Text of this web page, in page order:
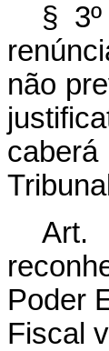
§
não
Art.
Poder
Fiscal